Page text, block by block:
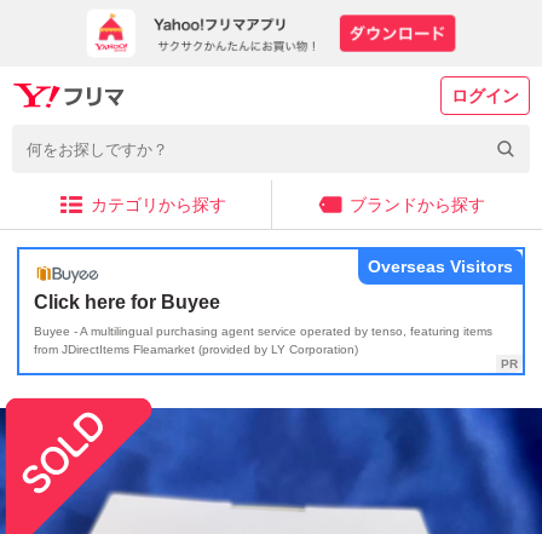
ログイン
カテゴリから探す ブランドから探す
Click here for Buyee
Buyee - A multilingual purchasing agent service operated by tenso, featuring items
from JDirectItems Fleamarket (provided by LY Corporation)
Overseas Visitors